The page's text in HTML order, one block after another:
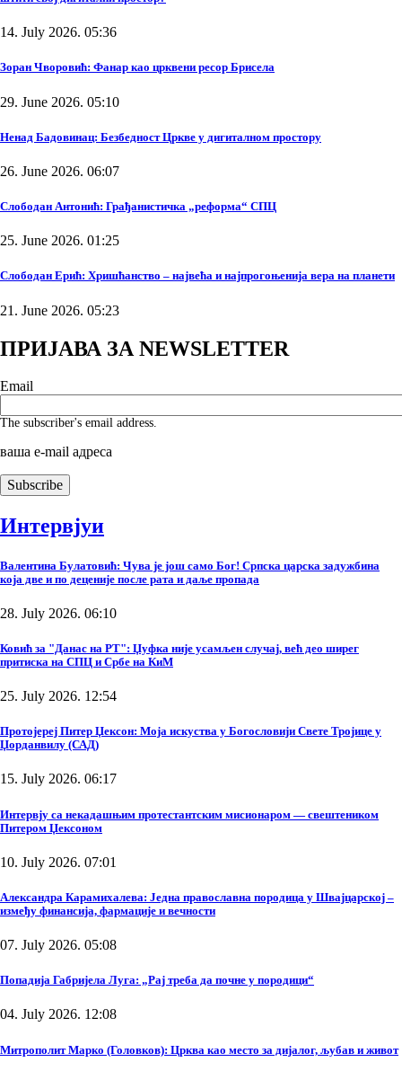
14. July 2026. 05:36
Зоран Чворовић: Фанар као црквени ресор Брисела
29. June 2026. 05:10
Ненад Бадовинац: Безбедност Цркве у дигиталном простору
26. June 2026. 06:07
Слободан Антонић: Грађанистичка „реформа“ СПЦ
25. June 2026. 01:25
Слободан Ерић: Хришћанство – највећа и најпрогоњенија вера на планети
21. June 2026. 05:23
ПРИЈАВА ЗА NEWSLETTER
Email
The subscriber's email address.
ваша е-mail адреса
Интервјуи
Валентина Булатовић: Чува је још само Бог! Српска царска задужбина
која две и по деценије после рата и даље пропада
28. July 2026. 06:10
Ковић за "Данас на РТ": Џуфка није усамљен случај, већ део ширег
притиска на СПЦ и Србе на КиМ
25. July 2026. 12:54
Протојереј Питер Џексон: Моја искуства у Богословији Свете Тројице у
Џорданвилу (САД)
15. July 2026. 06:17
Интервју са некадашњим протестантским мисионаром — свештеником
Питером Џексоном
10. July 2026. 07:01
Александра Карамихалева: Једна православна породица у Швајцарској –
између финансија, фармације и вечности
07. July 2026. 05:08
Попадија Габријела Луга: „Рај треба да почне у породици“
04. July 2026. 12:08
Митрополит Марко (Головков): Црква као место за дијалог, љубав и живот